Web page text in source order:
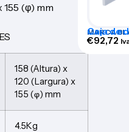
155 (φ) mm
158 (Altura) x
120 (Largura) x
155 (φ) mm
4.5Kg
MARCA
Caja de
€92,72